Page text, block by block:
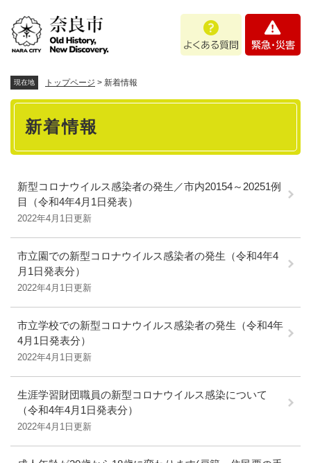
あ
・
現在地 トップページ > 新着情報
本
新着情報
新型コロナウイルス感染者の発生／市内20154～20251例
目（令和4年4月1日発表）
2022年4月1日更新
市立園での新型コロナウイルス感染者の発生（令和4年4
月1日発表分）
2022年4月1日更新
市立学校での新型コロナウイルス感染者の発生（令和4年
4月1日発表分）
2022年4月1日更新
生涯学習財団職員の新型コロナウイルス感染について
（令和4年4月1日発表分）
2022年4月1日更新